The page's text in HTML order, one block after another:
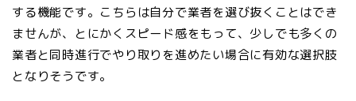
する機能です。こちらは自分で業者を選び抜くことはでき
ませんが、とにかくスピード感をもって、少しでも多くの
業者と同時進行でやり取りを進めたい場合に有効な選択肢
となりそうです。